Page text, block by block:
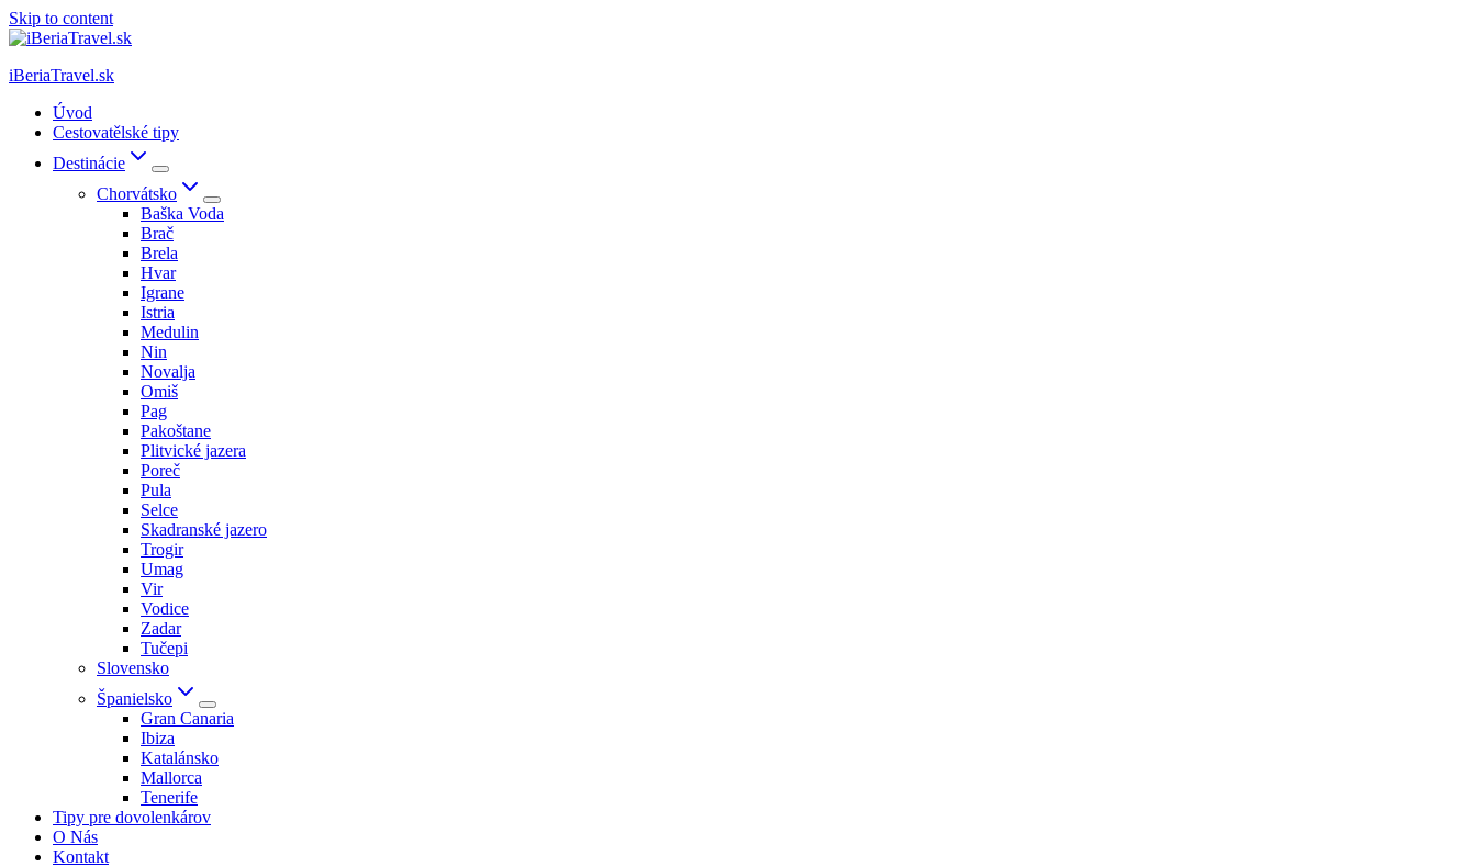
Skip to content
iBeriaTravel.sk
Úvod
Cestovatělské tipy
Destinácie
Chorvátsko
Baška Voda
Brač
Brela
Hvar
Igrane
Istria
Medulin
Nin
Novalja
Omiš
Pag
Pakoštane
Plitvické jazera
Poreč
Pula
Selce
Skadranské jazero
Trogir
Umag
Vir
Vodice
Zadar
Tučepi
Slovensko
Španielsko
Gran Canaria
Ibiza
Katalánsko
Mallorca
Tenerife
Tipy pre dovolenkárov
O Nás
Kontakt